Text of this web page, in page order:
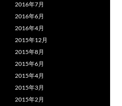
2016年7月
2016年6月
2016年4月
2015年12月
2015年8月
2015年6月
2015年4月
2015年3月
2015年2月